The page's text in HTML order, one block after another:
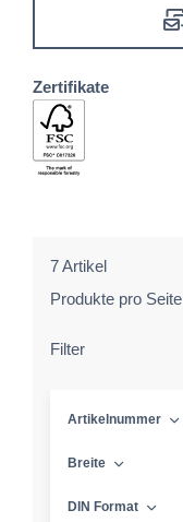
Zertifikate
7 Artikel
Produkte pro Seite
Filter
Artikelnummer
Breite
DIN Format